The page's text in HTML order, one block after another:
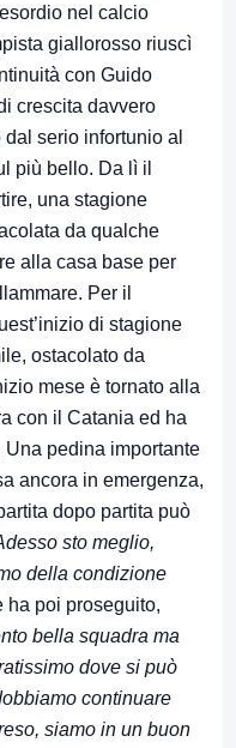
nel calcio
giallorosso riuscì
con Guido
crescita davvero
serio infortunio al
più bello. Da lì il
una stagione
da qualche
alla casa base per
Per il
di stagione
ostacolato da
mese è tornato alla
con il Catania ed ha
pedina importante
ancora in emergenza,
dopo partita può
sto meglio,
della condizione
ha poi proseguito,
bella squadra ma
dove si può
continuare
siamo in un buon